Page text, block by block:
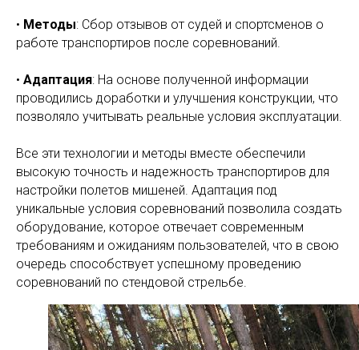
• Методы: Сбор отзывов от судей и спортсменов о
работе транспортиров после соревнований.
• Адаптация: На основе полученной информации
проводились доработки и улучшения конструкции, что
позволяло учитывать реальные условия эксплуатации.
Все эти технологии и методы вместе обеспечили
высокую точность и надежность транспортиров для
настройки полетов мишеней. Адаптация под
уникальные условия соревнований позволила создать
оборудование, которое отвечает современным
требованиям и ожиданиям пользователей, что в свою
очередь способствует успешному проведению
соревнований по стендовой стрельбе.